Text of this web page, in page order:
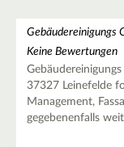
Gebäudereinigungs
Keine Bewertungen
37327 Leinefelde
Management,
gegebenenfalls